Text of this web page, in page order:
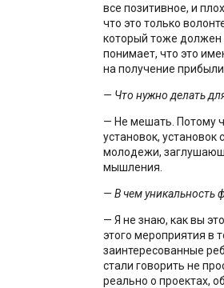
все позитивное, и
что это только
который тоже должен
понимает, что это
на получение прибыли.
— Что нужно делать
— Не мешать. Потому
установок,
молодежи,
мышления.
— В чем уникальность
— Я не знаю, как вы
этого мероприятия в
заинтересованные
стали говорить не
реально о проектах,